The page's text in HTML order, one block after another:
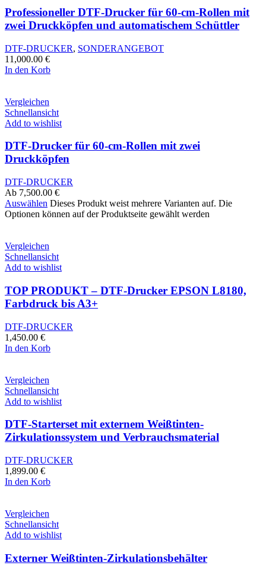
Professioneller DTF-Drucker für 60-cm-Rollen mit
zwei Druckköpfen und automatischem Schüttler
DTF-DRUCKER, SONDERANGEBOT
11,000.00 €
In den Korb
Vergleichen
Schnellansicht
Add to wishlist
DTF-Drucker für 60-cm-Rollen mit zwei
Druckköpfen
DTF-DRUCKER
Ab 7,500.00 €
Auswählen Dieses Produkt weist mehrere Varianten auf. Die
Optionen können auf der Produktseite gewählt werden
Vergleichen
Schnellansicht
Add to wishlist
TOP PRODUKT – DTF-Drucker EPSON L8180,
Farbdruck bis A3+
DTF-DRUCKER
1,450.00 €
In den Korb
Vergleichen
Schnellansicht
Add to wishlist
DTF-Starterset mit externem Weißtinten-
Zirkulationssystem und Verbrauchsmaterial
DTF-DRUCKER
1,899.00 €
In den Korb
Vergleichen
Schnellansicht
Add to wishlist
Externer Weißtinten-Zirkulationsbehälter